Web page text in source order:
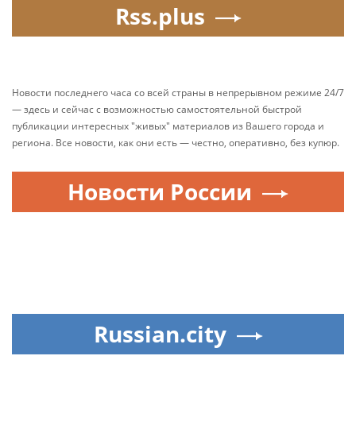
Rss.plus
Новости последнего часа со всей страны в непрерывном режиме 24/7
— здесь и сейчас с возможностью самостоятельной быстрой
публикации интересных "живых" материалов из Вашего города и
региона. Все новости, как они есть — честно, оперативно, без купюр.
Новости России
Russian.city